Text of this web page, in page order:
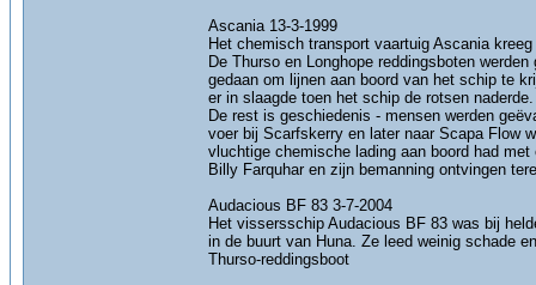
Ascania 13-3-1999
Het chemisch transport vaartuig Ascania
De Thurso en Longhope reddingsboten
gedaan om lijnen aan boord van het schip te
er in slaagde toen het schip de rotsen naderde.
De rest is geschiedenis - mensen werden
voer bij Scarfskerry en later naar Scapa Flow
vluchtige chemische lading aan boord had
Billy Farquhar en zijn bemanning ontvingen
Audacious BF 83 3-7-2004
Het vissersschip Audacious BF 83 was bij
in de buurt van Huna. Ze leed weinig schade
Thurso-reddingsboot